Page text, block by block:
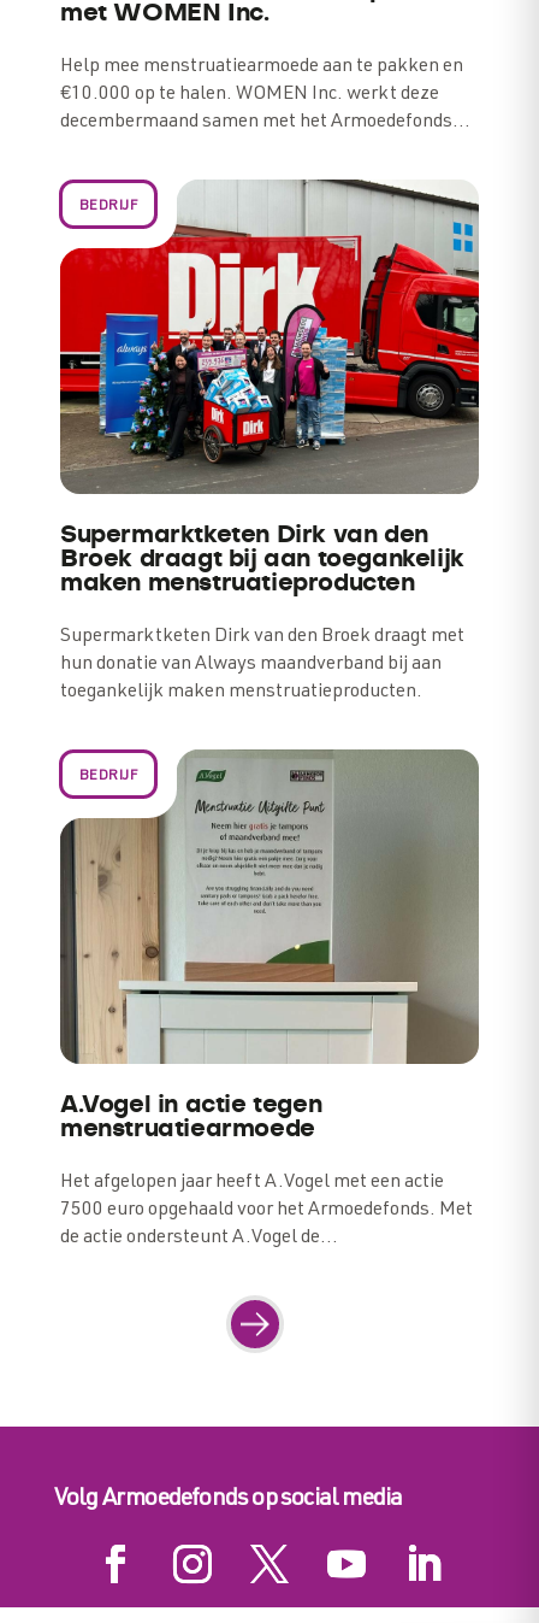
met WOMEN Inc.
Help mee menstruatiearmoede aan te pakken en
€10.000 op te halen. WOMEN Inc. werkt deze
decembermaand samen met het Armoedefonds…
Supermarktketen Dirk van den
Broek draagt bij aan toegankelijk
maken menstruatieproducten
BEDRIJF
Supermarktketen Dirk van den Broek draagt met
hun donatie van Always maandverband bij aan
toegankelijk maken menstruatieproducten.
A.Vogel in actie tegen
menstruatiearmoede
BEDRIJF
Het afgelopen jaar heeft A.Vogel met een actie
7500 euro opgehaald voor het Armoedefonds. Met
de actie ondersteunt A.Vogel de…
Volg Armoedefonds op social media